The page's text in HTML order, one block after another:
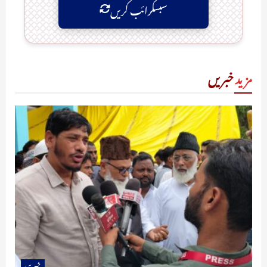
سبسکرائب کریں
مزیدخبریں